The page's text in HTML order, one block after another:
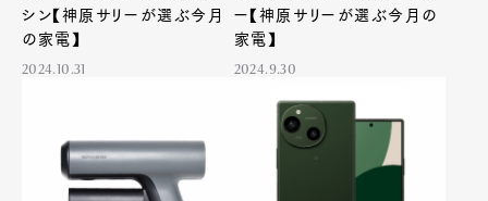
シン【神原サリーが選ぶ今月
の家電】
2024.10.31
ー【神原サリーが選ぶ今月の
家電】
2024.9.30